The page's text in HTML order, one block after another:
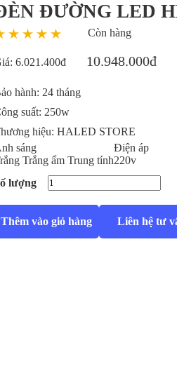
ĐƯỜNG LED
Còn hàng
6.021.400đ 10.948.000đ
hành: 24 tháng
suất: 250w
hiệu: HALED STORE
sáng
Trắng ấm Trung tính
Điện áp
220v
lượng
Thêm vào giỏ hàng Liên hệ tư